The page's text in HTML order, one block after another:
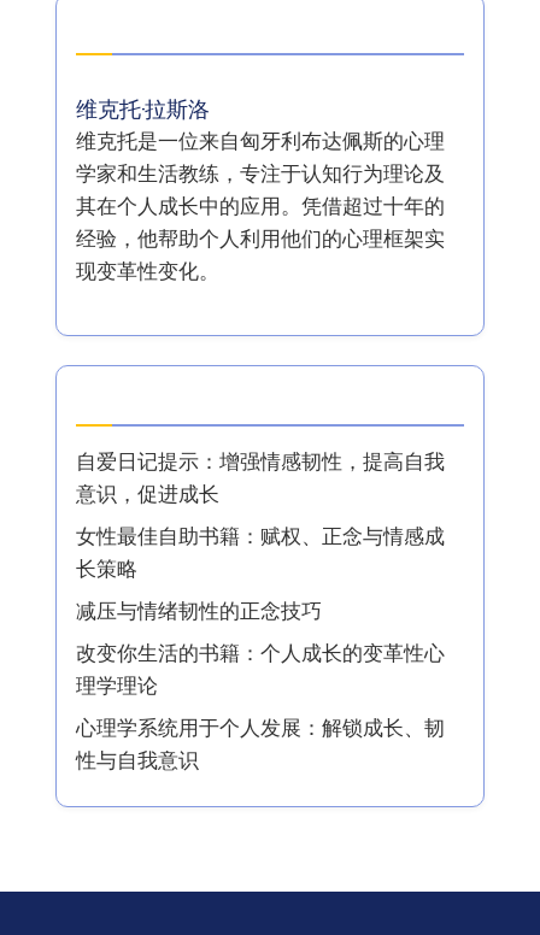
维克托·拉斯洛
维克托是一位来自匈牙利布达佩斯的心理
学家和生活教练，专注于认知行为理论及
其在个人成长中的应用。凭借超过十年的
经验，他帮助个人利用他们的心理框架实
现变革性变化。
自爱日记提示：增强情感韧性，提高自我
意识，促进成长
女性最佳自助书籍：赋权、正念与情感成
长策略
减压与情绪韧性的正念技巧
改变你生活的书籍：个人成长的变革性心
理学理论
心理学系统用于个人发展：解锁成长、韧
性与自我意识